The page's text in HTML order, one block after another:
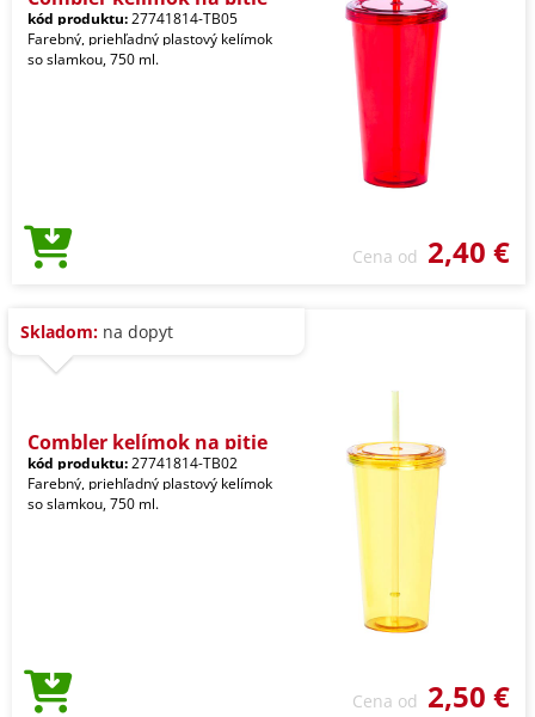
kód produktu:27741814-TB05
Farebný, priehľadný plastový kelímok
so slamkou, 750 ml.
Cena od 2,40 €
Skladom: na dopyt
Combler kelímok na pitie
kód produktu:27741814-TB02
Farebný, priehľadný plastový kelímok
so slamkou, 750 ml.
Cena od 2,50 €